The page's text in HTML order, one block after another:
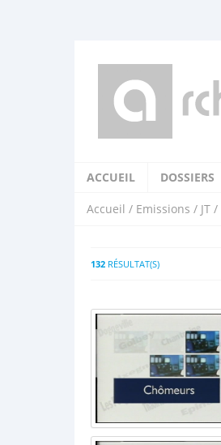
ACCUEIL DOSSIERS
Accueil / Emissions / JT /
132 RÉSULTAT(S)